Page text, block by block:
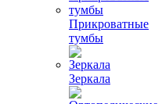
Прикроватные
тумбы
Зеркала